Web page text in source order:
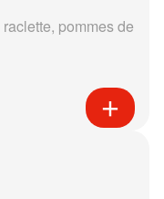
pommes de